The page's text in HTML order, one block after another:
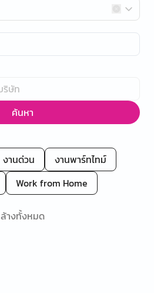
ค้นหา
งานด่วน
งานพาร์ทไทม์
Work from Home
ล้างทั้งหมด